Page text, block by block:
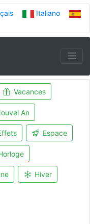
Italiano
Vacances
An
Espace
Hiver